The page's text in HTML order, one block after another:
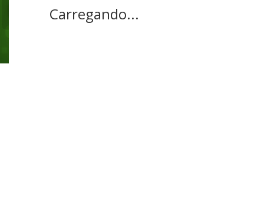
Carregando...